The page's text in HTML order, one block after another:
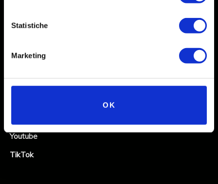
Statistiche
Marketing
OK
Instagram
Facebook
Youtube
TikTok